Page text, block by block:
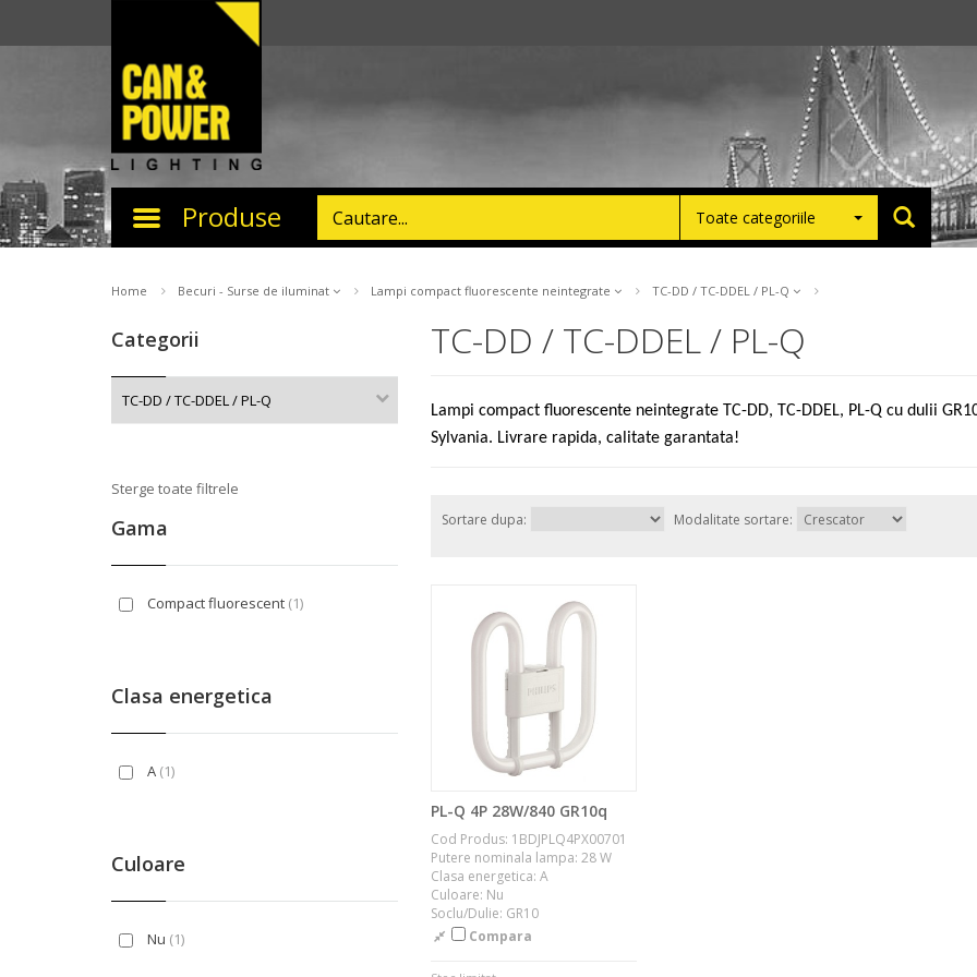
Toggle
Produse Toate categoriile
Home Becuri - Surse de iluminat Lampi compact fluorescente neintegrate TC-DD / TC-DDEL / PL-Q
Categorii
TC-DD / TC-DDEL / PL-Q
Sterge toate filtrele
Gama
Compact fluorescent (1)
Clasa energetica
A (1)
Culoare
Nu (1)
TC-DD / TC-DDEL / PL-Q
Lampi compact fluorescente neintegrate TC-DD, TC-DDEL, PL-Q cu dulii
Sylvania. Livrare rapida, calitate garantata!
Sortare dupa: Modalitate sortare:
PL-Q 4P 28W/840 GR10q
Cod Produs: 1BDJPLQ4PX00701
Putere nominala lampa: 28 W
Clasa energetica: A
Culoare: Nu
Soclu/Dulie: GR10
Compara